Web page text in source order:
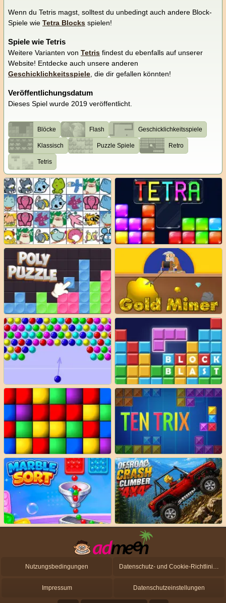
Wenn du Tetris magst, solltest du unbedingt auch andere Block-
Spiele wie Tetra Blocks spielen!
Spiele wie Tetris
Weitere Varianten von Tetris findest du ebenfalls auf unserer
Website! Entdecke auch unsere anderen
Geschicklichkeitsspiele, die dir gefallen könnten!
Veröffentlichungsdatum
Dieses Spiel wurde 2019 veröffentlicht.
Blöcke Flash Geschicklichkeitsspiele
Klassisch Puzzle Spiele Retro
Tetris
Nutzungsbedingungen Datenschutz- und Cookie-Richtlinien
Impressum Datenschutzeinstellungen